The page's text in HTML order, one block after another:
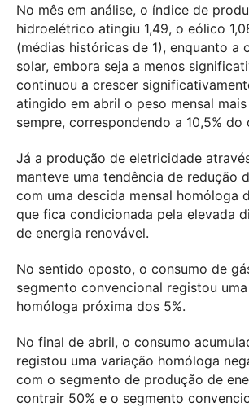
No mês em análise, o índice de
hidroelétrico atingiu 1,49, o eólico
(médias históricas de 1), enquanto a
solar, embora seja a menos
continuou a crescer
atingido em abril o peso mensal
sempre, correspondendo a 10,5% do
Já a produção de eletricidade
manteve uma tendência de redução
com uma descida mensal homóloga
que fica condicionada pela elevada
de energia renovável.
No sentido oposto, o consumo de
segmento convencional registou
homóloga próxima dos 5%.
No final de abril, o consumo
registou uma variação homóloga
com o segmento de produção de
contrair 50% e o segmento